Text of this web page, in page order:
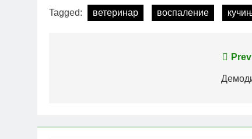
Tagged: ветеринар воспаление